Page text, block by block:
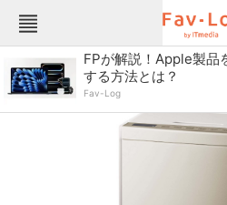
Fav-Logカテゴリー一覧
TOP
インテリア・収納 お
キ
FPが解説！Apple製品
する方法とは？
Fav-Log